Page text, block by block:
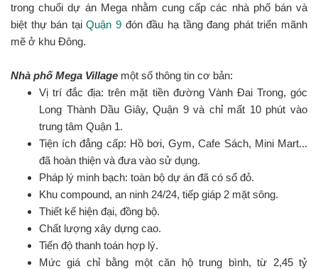
trong chuổi dự án Mega nhằm cung cấp các nhà phố bán và
biệt thự bán tạiQuận 9 đón đầu hạ tầng đang phát triển mãnh
mẽ ở khu Đông.
Nhà phố Mega Village một số thông tin cơ bản:
Vị trí đắc địa: trên mặt tiền đường Vành Đai Trong, góc
Long Thành Dầu Giây, Quận 9 và chỉ mất 10 phút vào
trung tâm Quận 1.
Tiện ích đẳng cấp: Hồ bơi, Gym, Cafe Sách, Mini Mart...
đã hoàn thiện và đưa vào sử dụng.
Pháp lý minh bạch: toàn bộ dự án đã có sổ đỏ.
Khu compound, an ninh 24/24, tiếp giáp 2 mặt sông.
Thiết kế hiện đại, đồng bộ.
Chất lượng xây dựng cao.
Tiến độ thanh toán hợp lý.
Mức giá chỉ bằng một căn hộ trung bình, từ 2,45 tỷ